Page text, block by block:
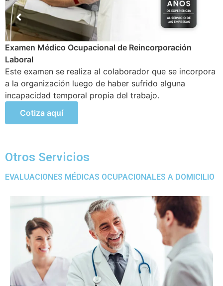
Examen Médico Ocupacional de cambio de puesto en el
trabajo
Se lleva a cabo cuando un trabajador de la empresa
realiza cambios en sus funciones o áreas a cargo,
además de posibles nuevas actividades de mayor
Cotiza aquí
Otros Servicios
EVALUACIONES MÉDICAS OCUPACIONALES A DOMICILIO